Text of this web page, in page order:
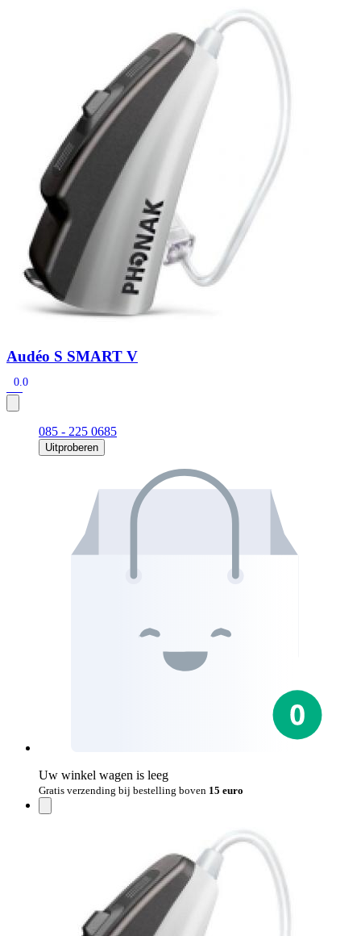
Signia hoortoestellenSignia Pure BCT IX
Audio Service R LI 7
HoortoestelbatterijenWidex filters Filters
Onderhoudsartikelen
Signia Active Mini IX - Oplaadbaar
De Signia Active Mini IX is het nieuwste hoortoestel van Signia.
Audéo S SMART V
0.0
085 - 225 0685
Uitproberen
Uw winkel wagen is leeg
Gratis verzending bij bestelling boven 15 euro